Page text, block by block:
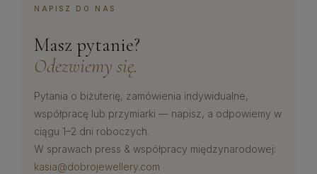
NAPISZ DO NAS
Masz pytanie?
Odezwiemy się.
Pytania o biżuterię, zamówienia indywidualne,
współpracę lub przymiarki — napisz, a odpowiemy w
ciągu 1–2 dni roboczych.
W sprawach press & współpracy międzynarodowej:
kasia@dobrojewellery.com